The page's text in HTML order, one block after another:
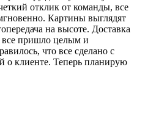
отклик от команды, все
Картины выглядят
на высоте. Доставка
все пришло целым и
что все сделано с
о клиенте. Теперь планирую